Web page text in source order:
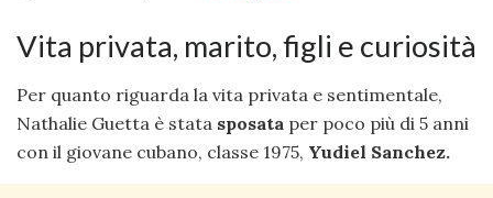
Vita privata, marito, figli e curiosità
Per quanto riguarda la vita privata e sentimentale,
Nathalie Guetta è stata sposata per poco più di 5 anni
con il giovane cubano, classe 1975, Yudiel Sanchez.